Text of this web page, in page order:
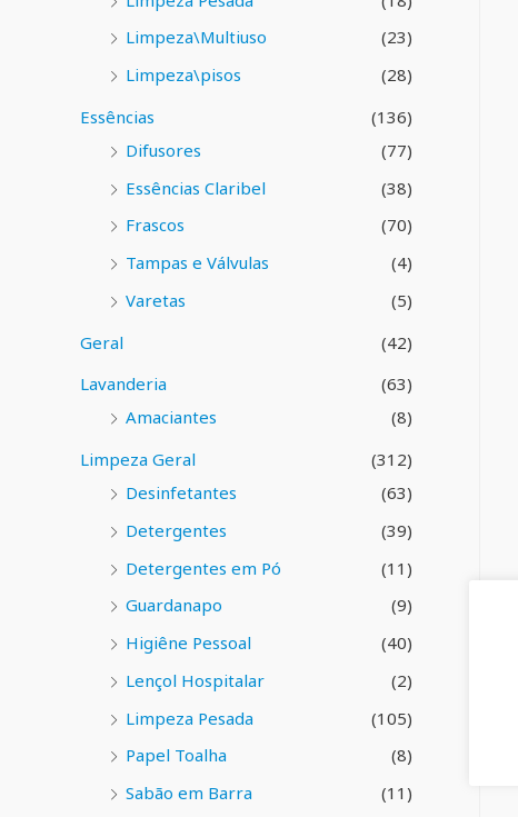
Limpeza\Multiuso
(23)
Limpeza\pisos
(28)
Essências
(136)
Difusores
(77)
Essências Claribel
(38)
Frascos
(70)
Tampas e Válvulas
(4)
Varetas
(5)
Geral
(42)
Lavanderia
(63)
Amaciantes
(8)
Limpeza Geral
(312)
Desinfetantes
(63)
Detergentes
(39)
Detergentes em Pó
(11)
Guardanapo
(9)
Higiêne Pessoal
(40)
Lençol Hospitalar
(2)
Limpeza Pesada
(105)
Papel Toalha
(8)
Sabão em Barra
(11)